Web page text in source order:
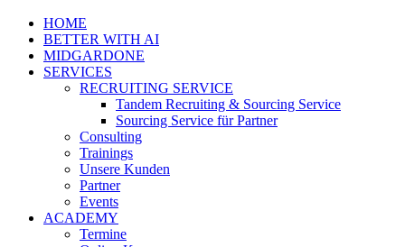
HOME
BETTER WITH AI
MIDGARDONE
SERVICES
RECRUITING SERVICE
Tandem Recruiting & Sourcing Service
Sourcing Service für Partner
Consulting
Trainings
Unsere Kunden
Partner
Events
ACADEMY
Termine